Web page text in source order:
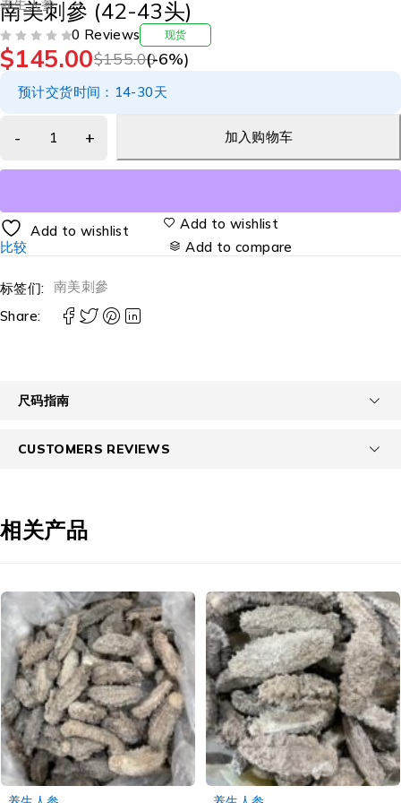
养生人参
南美刺參 (42-43头)
0 Reviews 现货
$155.00
$145.00 (-6%)
预计交货时间：14-30天
加入购物车
Add to wishlist
Add to wishlist
比较
Add to compare
标签们: 南美刺參
Share:
尺码指南
CUSTOMERS REVIEWS
相关产品
-4% -3%